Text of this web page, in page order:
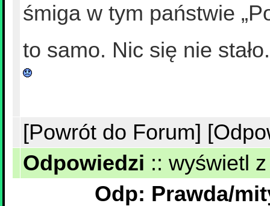
śmiga w tym państwie
to samo. Nic się nie stało.
[Powrót do Forum]
Odpowiedzi :: wyświetl